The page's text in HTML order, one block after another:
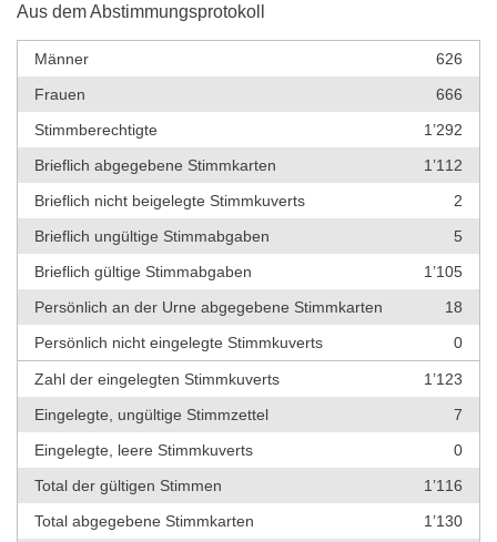
Aus dem Abstimmungsprotokoll
Männer
626
Frauen
666
Stimmberechtigte
1’292
Brieflich abgegebene Stimmkarten
1’112
Brieflich nicht beigelegte Stimmkuverts
2
Brieflich ungültige Stimmabgaben
5
Brieflich gültige Stimmabgaben
1’105
Persönlich an der Urne abgegebene Stimmkarten
18
Persönlich nicht eingelegte Stimmkuverts
0
Zahl der eingelegten Stimmkuverts
1’123
Eingelegte, ungültige Stimmzettel
7
Eingelegte, leere Stimmkuverts
0
Total der gültigen Stimmen
1’116
Total abgegebene Stimmkarten
1’130